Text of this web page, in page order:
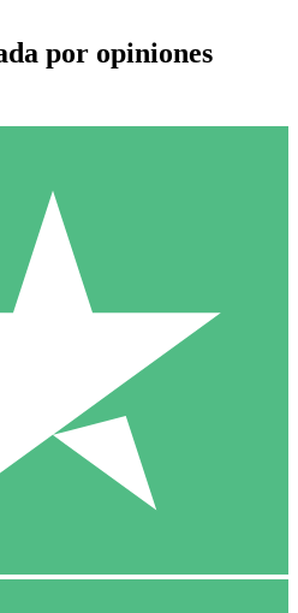
Individuales
de descarga. Sin compromiso
10 00
por opiniones